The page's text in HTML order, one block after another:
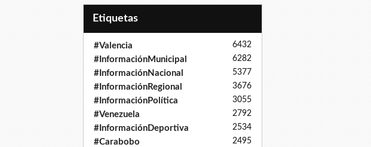
Etiquetas
#Valencia 6432
#InformaciónMunicipal 6282
#InformaciónNacional 5377
#InformaciónRegional 3676
#InformaciónPolítica 3055
#Venezuela 2792
#InformaciónDeportiva 2534
#Carabobo 2495